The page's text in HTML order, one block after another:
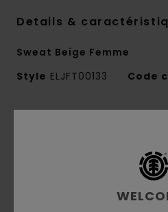
Details &
Sweat Beige Femme
Style ELJFT00133 Code
molleton
30 % coton, 20 %
Intérieur brossé